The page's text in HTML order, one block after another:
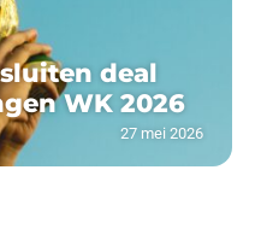
deal
WK 2026
27 mei 2026